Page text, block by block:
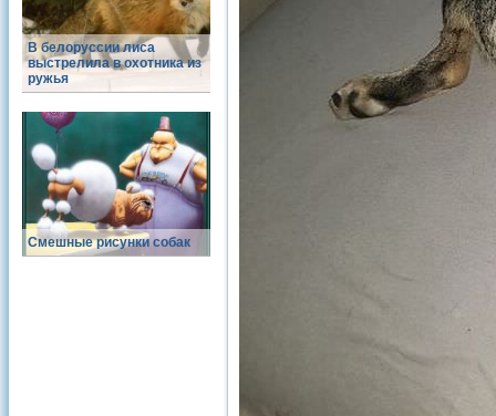
В белоруссии лиса
выстрелила в охотника из
ружья
Смешные рисунки собак